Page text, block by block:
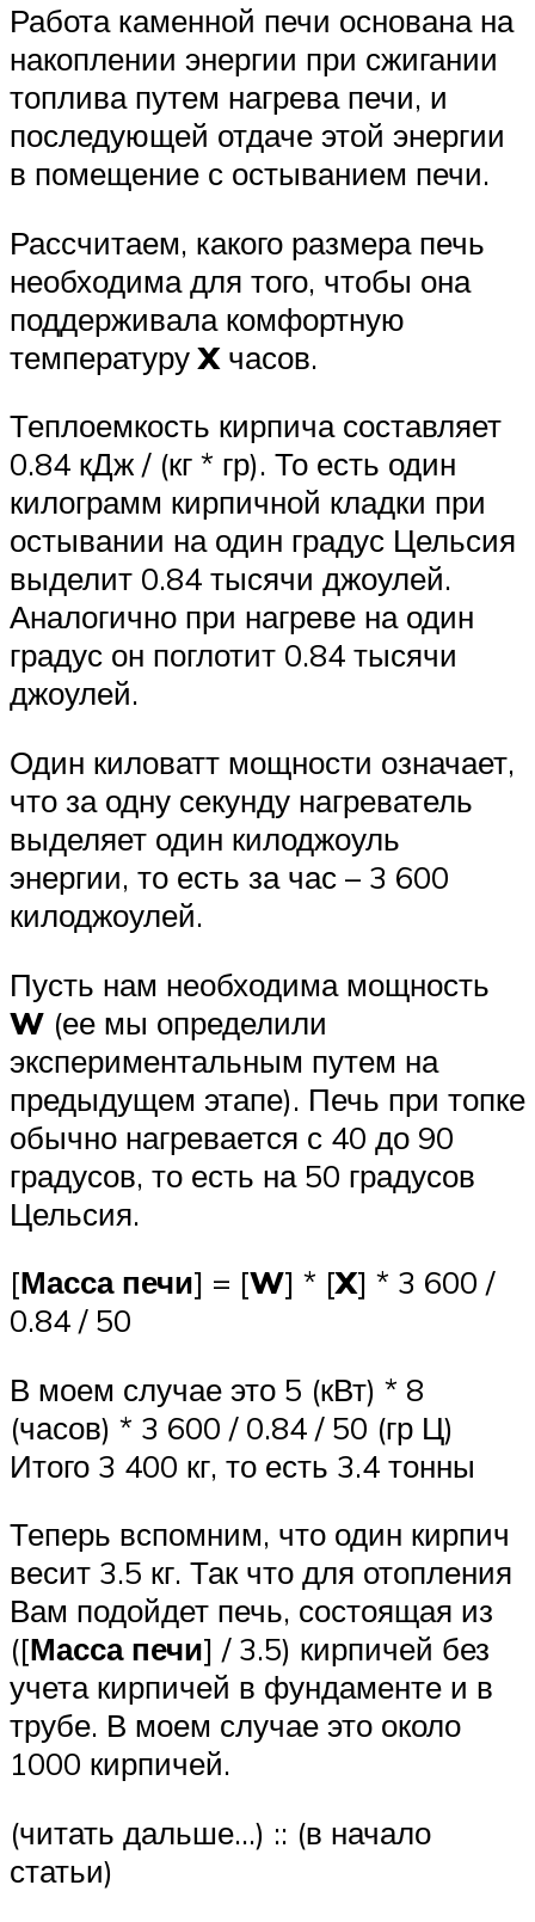
Работа каменной печи основана на
накоплении энергии при сжигании
топлива путем нагрева печи, и
последующей отдаче этой энергии
в помещение с остыванием печи.
Рассчитаем, какого размера печь
необходима для того, чтобы она
поддерживала комфортную
температуруXчасов.
Теплоемкость кирпича составляет
0.84 кДж / (кг * гр). То есть один
килограмм кирпичной кладки при
остывании на один градус Цельсия
выделит 0.84 тысячи джоулей.
Аналогично при нагреве на один
градус он поглотит 0.84 тысячи
джоулей.
Один киловатт мощности означает,
что за одну секунду нагреватель
выделяет один килоджоуль
энергии, то есть за час – 3 600
килоджоулей.
Пусть нам необходима мощность
W (ее мы определили
экспериментальным путем на
предыдущем этапе). Печь при топке
обычно нагревается с 40 до 90
градусов, то есть на 50 градусов
Цельсия.
[Масса печи] = [W] * [X] * 3 600 /
0.84 / 50
В моем случае это 5 (кВт) * 8
(часов) * 3 600 / 0.84 / 50 (гр Ц)
Итого 3 400 кг, то есть 3.4 тонны
Теперь вспомним, что один кирпич
весит 3.5 кг. Так что для отопления
Вам подойдет печь, состоящая из
([Масса печи] / 3.5) кирпичей без
учета кирпичей в фундаменте и в
трубе. В моем случае это около
1000 кирпичей.
(читать дальше…) :: (в начало
статьи)